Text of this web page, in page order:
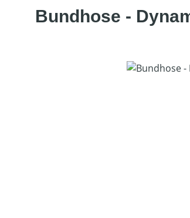
Bundhose -
Bildergalerie überspringen